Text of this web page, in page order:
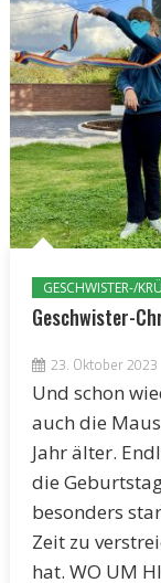
GESCHWISTER-/
Geschwister-
23. Oktober 2023
Und schon
auch die
Jahr älter.
die
besonders
Zeit zu
hat. WO UM